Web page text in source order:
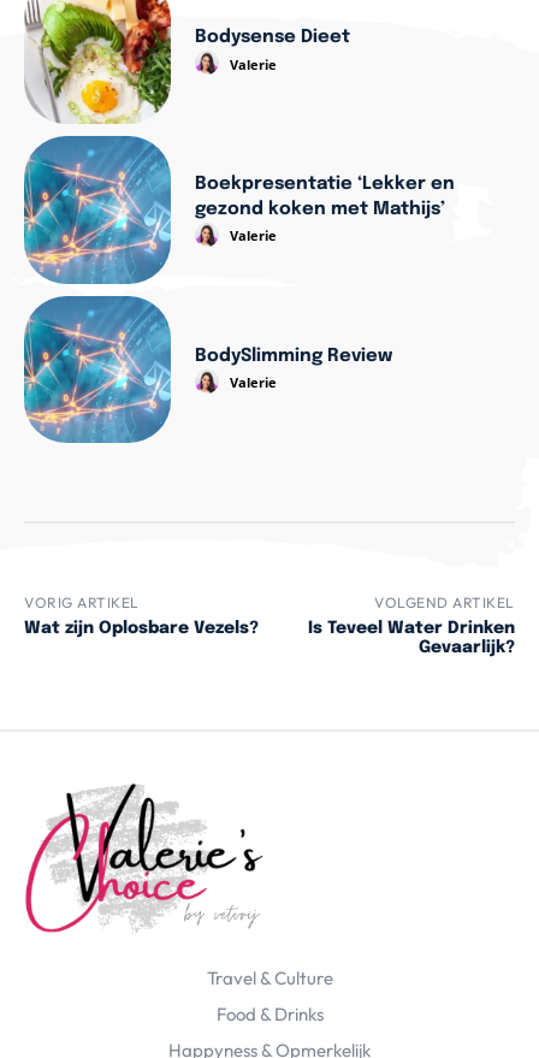
Bodysense Dieet
Valerie
Boekpresentatie ‘Lekker en
gezond koken met Mathijs’
Valerie
BodySlimming Review
Valerie
VORIG ARTIKEL
Wat zijn Oplosbare Vezels?
VOLGEND ARTIKEL
Is Teveel Water Drinken
Gevaarlijk?
Travel & Culture
Food & Drinks
Happyness & Opmerkelijk